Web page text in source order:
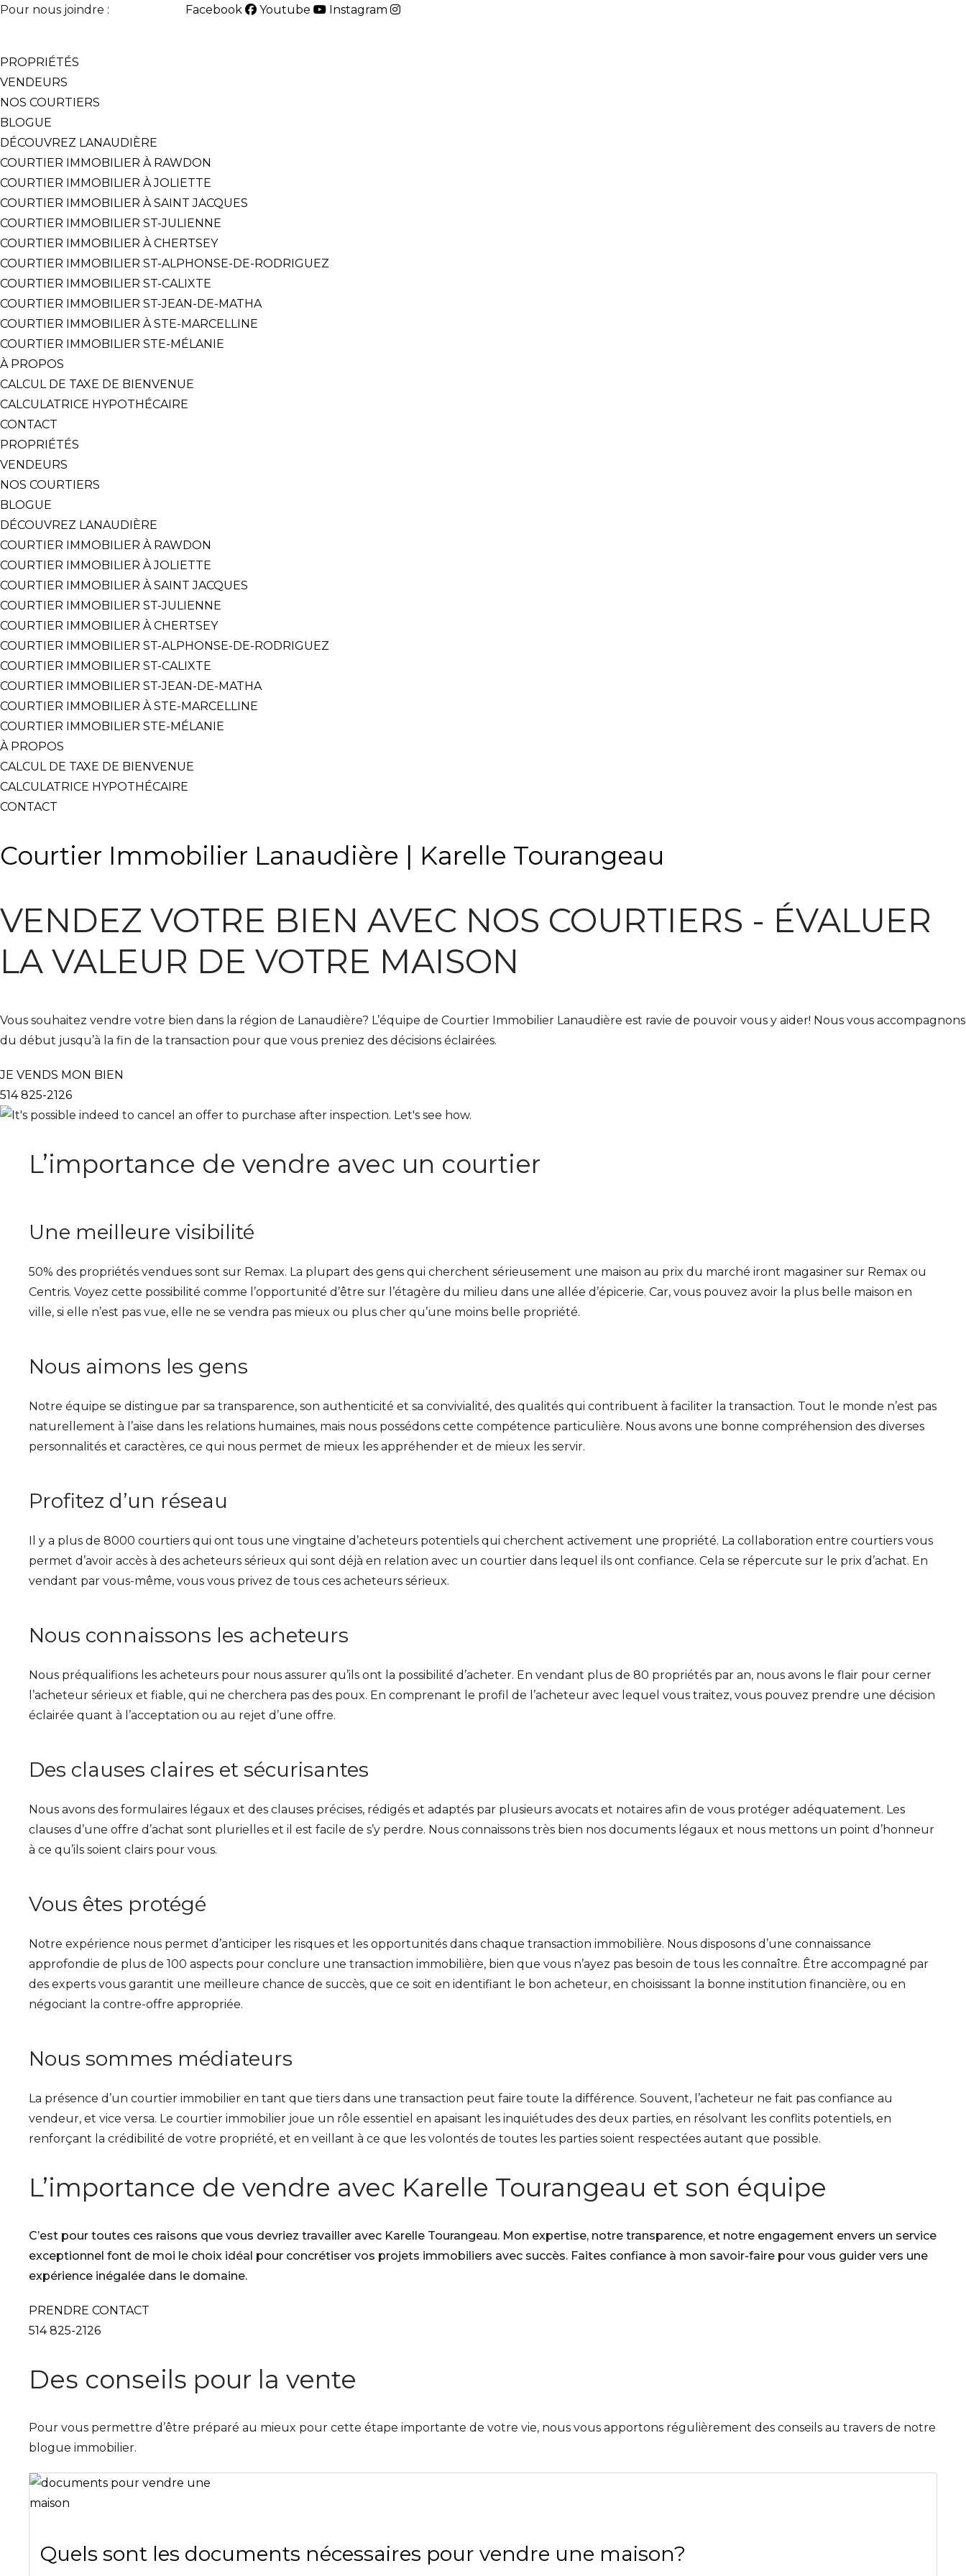
Pour nous joindre : Facebook Youtube
Instagram
PROPRIÉTÉS
VENDEURS
NOS COURTIERS
BLOGUE
DÉCOUVREZ LANAUDIÈRE
COURTIER IMMOBILIER À RAWDON
COURTIER IMMOBILIER À JOLIETTE
COURTIER IMMOBILIER À SAINT JACQUES
COURTIER IMMOBILIER ST-JULIENNE
COURTIER IMMOBILIER À CHERTSEY
COURTIER IMMOBILIER ST-ALPHONSE-DE-RODRIGUEZ
COURTIER IMMOBILIER ST-CALIXTE
COURTIER IMMOBILIER ST-JEAN-DE-MATHA
COURTIER IMMOBILIER À STE-MARCELLINE
COURTIER IMMOBILIER STE-MÉLANIE
À PROPOS
CALCUL DE TAXE DE BIENVENUE
CALCULATRICE HYPOTHÉCAIRE
CONTACT
PROPRIÉTÉS
VENDEURS
NOS COURTIERS
BLOGUE
DÉCOUVREZ LANAUDIÈRE
COURTIER IMMOBILIER À RAWDON
COURTIER IMMOBILIER À JOLIETTE
COURTIER IMMOBILIER À SAINT JACQUES
COURTIER IMMOBILIER ST-JULIENNE
COURTIER IMMOBILIER À CHERTSEY
COURTIER IMMOBILIER ST-ALPHONSE-DE-RODRIGUEZ
COURTIER IMMOBILIER ST-CALIXTE
COURTIER IMMOBILIER ST-JEAN-DE-MATHA
COURTIER IMMOBILIER À STE-MARCELLINE
COURTIER IMMOBILIER STE-MÉLANIE
À PROPOS
CALCUL DE TAXE DE BIENVENUE
CALCULATRICE HYPOTHÉCAIRE
CONTACT
Courtier Immobilier Lanaudière | Karelle Tourangeau
VENDEZ VOTRE BIEN AVEC NOS COURTIERS - ÉVALUER
LA VALEUR DE VOTRE MAISON
Vous souhaitez vendre votre bien dans la région de Lanaudière? L’équipe de Courtier Immobilier Lanaudière est ravie de pouvoir vous y aider! Nous vous accompagnons
du début jusqu’à la fin de la transaction pour que vous preniez des décisions éclairées.
JE VENDS MON BIEN
514 825-2126
L’importance de vendre avec un courtier
Une meilleure visibilité
50% des propriétés vendues sont sur Remax. La plupart des gens qui cherchent sérieusement une maison au prix du marché iront magasiner sur Remax ou
Centris. Voyez cette possibilité comme l’opportunité d’être sur l’étagère du milieu dans une allée d’épicerie. Car, vous pouvez avoir la plus belle maison en
ville, si elle n’est pas vue, elle ne se vendra pas mieux ou plus cher qu’une moins belle propriété.
Nous aimons les gens
Notre équipe se distingue par sa transparence, son authenticité et sa convivialité, des qualités qui contribuent à faciliter la transaction. Tout le monde n’est pas
naturellement à l’aise dans les relations humaines, mais nous possédons cette compétence particulière. Nous avons une bonne compréhension des diverses
personnalités et caractères, ce qui nous permet de mieux les appréhender et de mieux les servir.
Profitez d’un réseau
Il y a plus de 8000 courtiers qui ont tous une vingtaine d’acheteurs potentiels qui cherchent activement une propriété. La collaboration entre courtiers vous
permet d’avoir accès à des acheteurs sérieux qui sont déjà en relation avec un courtier dans lequel ils ont confiance. Cela se répercute sur le prix d’achat. En
vendant par vous-même, vous vous privez de tous ces acheteurs sérieux.
Nous connaissons les acheteurs
Nous préqualifions les acheteurs pour nous assurer qu’ils ont la possibilité d’acheter. En vendant plus de 80 propriétés par an, nous avons le flair pour cerner
l’acheteur sérieux et fiable, qui ne cherchera pas des poux. En comprenant le profil de l’acheteur avec lequel vous traitez, vous pouvez prendre une décision
éclairée quant à l’acceptation ou au rejet d’une offre.
Des clauses claires et sécurisantes
Nous avons des formulaires légaux et des clauses précises, rédigés et adaptés par plusieurs avocats et notaires afin de vous protéger adéquatement. Les
clauses d’une offre d’achat sont plurielles et il est facile de s’y perdre. Nous connaissons très bien nos documents légaux et nous mettons un point d’honneur
à ce qu’ils soient clairs pour vous.
Vous êtes protégé
Notre expérience nous permet d’anticiper les risques et les opportunités dans chaque transaction immobilière. Nous disposons d’une connaissance
approfondie de plus de 100 aspects pour conclure une transaction immobilière, bien que vous n’ayez pas besoin de tous les connaître. Être accompagné par
des experts vous garantit une meilleure chance de succès, que ce soit en identifiant le bon acheteur, en choisissant la bonne institution financière, ou en
négociant la contre-offre appropriée.
Nous sommes médiateurs
La présence d’un courtier immobilier en tant que tiers dans une transaction peut faire toute la différence. Souvent, l’acheteur ne fait pas confiance au
vendeur, et vice versa. Le courtier immobilier joue un rôle essentiel en apaisant les inquiétudes des deux parties, en résolvant les conflits potentiels, en
renforçant la crédibilité de votre propriété, et en veillant à ce que les volontés de toutes les parties soient respectées autant que possible.
L’importance de vendre avec Karelle Tourangeau et son équipe
C’est pour toutes ces raisons que vous devriez travailler avec Karelle Tourangeau. Mon expertise, notre transparence, et notre engagement envers un service
exceptionnel font de moi le choix idéal pour concrétiser vos projets immobiliers avec succès. Faites confiance à mon savoir-faire pour vous guider vers une
expérience inégalée dans le domaine.
PRENDRE CONTACT
514 825-2126
Des conseils pour la vente
Pour vous permettre d’être préparé au mieux pour cette étape importante de votre vie, nous vous apportons régulièrement des conseils au travers de notre
blogue immobilier.
Quels sont les documents nécessaires pour vendre une maison?